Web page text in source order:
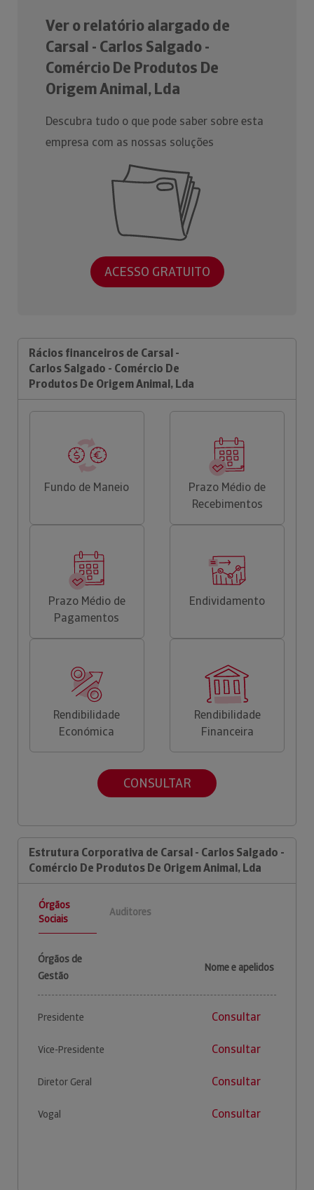
Ver o relatório alargado de
Carsal - Carlos Salgado -
Comércio De Produtos De
Origem Animal, Lda
Descubra tudo o que pode saber sobre esta
empresa com as nossas soluções
ACESSO GRATUITO
Rácios financeiros de Carsal -
Carlos Salgado - Comércio De
Produtos De Origem Animal, Lda
Fundo de Maneio
Prazo Médio de
Recebimentos
Prazo Médio de
Pagamentos
Endividamento
Rendibilidade
Económica
Rendibilidade
Financeira
CONSULTAR
Estrutura Corporativa de Carsal - Carlos Salgado -
Comércio De Produtos De Origem Animal, Lda
Órgãos
Sociais
Auditores
Órgãos de
Gestão
Nome e apelidos
Presidente Consultar
Vice-Presidente Consultar
Diretor Geral Consultar
Vogal Consultar